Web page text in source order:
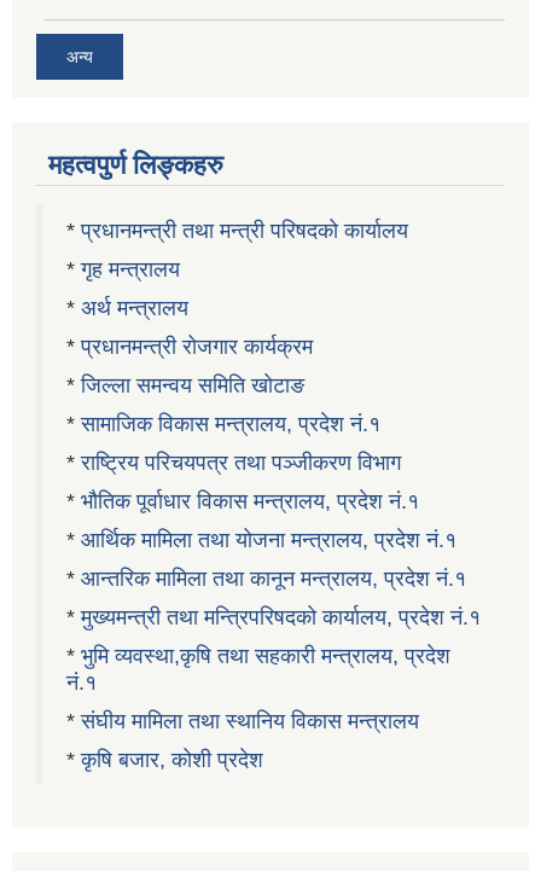
अन्य
महत्वपुर्ण लिङ्कहरु
*प्रधानमन्त्री तथा मन्त्री परिषदको कार्यालय
*गृह मन्त्रालय
* अर्थ मन्त्रालय
*प्रधानमन्त्री रोजगार कार्यक्रम
*जिल्ला समन्वय समिति खोटाङ
*सामाजिक विकास मन्त्रालय, प्रदेश नं.१
*राष्ट्रिय परिचयपत्र तथा पञ्जीकरण विभाग
* भौतिक पूर्वाधार विकास मन्त्रालय, प्रदेश नं.१
* आर्थिक मामिला तथा योजना मन्त्रालय, प्रदेश नं.१
* आन्तरिक मामिला तथा कानून मन्त्रालय, प्रदेश नं.१
*मुख्यमन्त्री तथा मन्त्रिपरिषदको कार्यालय, प्रदेश नं.१
* भुमि व्यवस्था,कृषि तथा सहकारी मन्त्रालय, प्रदेश
नं.१
*संघीय मामिला तथा स्थानिय विकास मन्त्रालय
*कृषि बजार, कोशी प्रदेश